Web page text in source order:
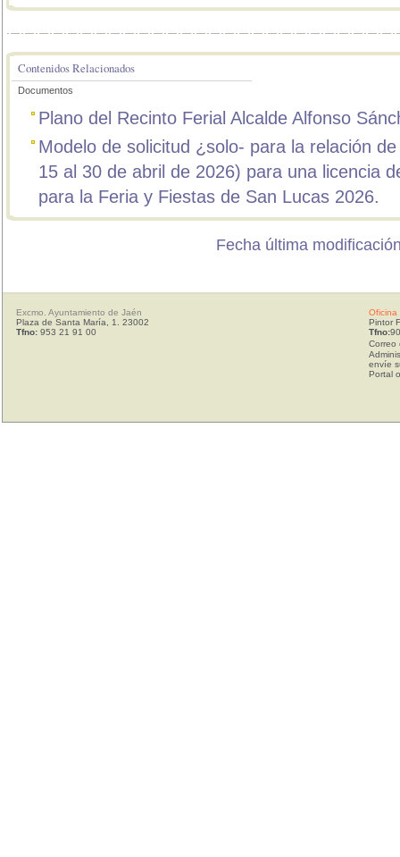
Contenidos Relacionados
Documentos
Plano del Recinto Ferial Alcalde Alfonso
Modelo de solicitud ¿solo- para la relación
15 al 30 de abril de 2026) para una licencia
para la Feria y Fiestas de San Lucas 2026.
Fecha última
Excmo. Ayuntamiento de Jaén
Plaza de Santa María, 1. 23002
Tfno: 953 21 91 00
Oficina
Pintor
Tfno:
Correo
envíe
Portal